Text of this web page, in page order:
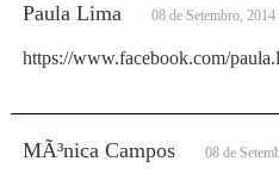
Paula Lima 08 de Setembro,
https://www.facebook.com/
MÃ³nica Campos 08 de